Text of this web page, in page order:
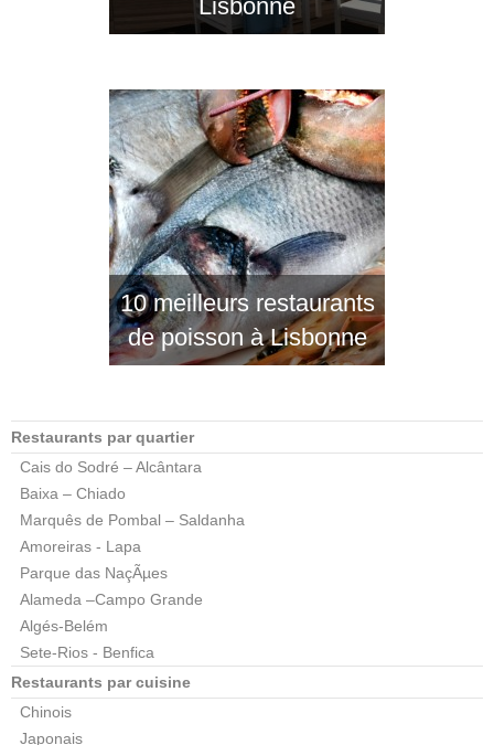
Lisbonne
10 meilleurs restaurants
de poisson à Lisbonne
Restaurants par quartier
Cais do Sodré – Alcântara
Baixa – Chiado
Marquês de Pombal – Saldanha
Amoreiras - Lapa
Parque das NaçÃµes
Alameda –Campo Grande
Algés-Belém
Sete-Rios - Benfica
Restaurants par cuisine
Chinois
Japonais